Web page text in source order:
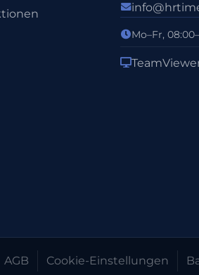
Mo–Fr,
AGB Cookie-Einstellungen